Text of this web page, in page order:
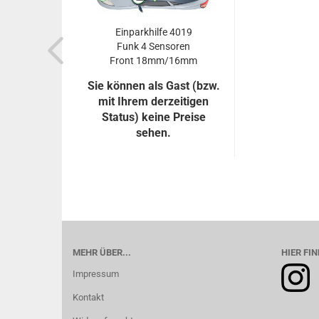
Einparkhilfe 4019
Funk 4 Sensoren
Front 18mm/16mm
Sie können als Gast (bzw.
mit Ihrem derzeitigen
Status) keine Preise
sehen.
MEHR ÜBER...
Impressum
Kontakt
HIER